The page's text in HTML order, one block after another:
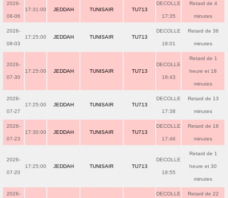
2026-
08-06
17:31:00 JEDDAH TUNISAIR TU713
DECOLLE
17:35
Retard de 4
minutes
2026-
08-03
17:25:00 JEDDAH TUNISAIR TU713
DECOLLE
18:01
Retard de 36
minutes
2026-
07-30
17:25:00 JEDDAH TUNISAIR TU713
DECOLLE
18:43
Retard de 1
heure et 18
minutes
2026-
07-27
17:25:00 JEDDAH TUNISAIR TU713
DECOLLE
17:38
Retard de 13
minutes
2026-
07-23
17:30:00 JEDDAH TUNISAIR TU713
DECOLLE
17:46
Retard de 16
minutes
2026-
07-20
17:25:00 JEDDAH TUNISAIR TU713
DECOLLE
18:55
Retard de 1
heure et 30
minutes
2026- DECOLLE Retard de 22